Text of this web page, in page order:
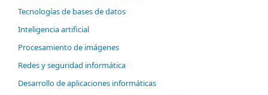
Tecnologías de bases de datos
Inteligencia artificial
Procesamiento de imágenes
Redes y seguridad informática
Desarrollo de aplicaciones informáticas